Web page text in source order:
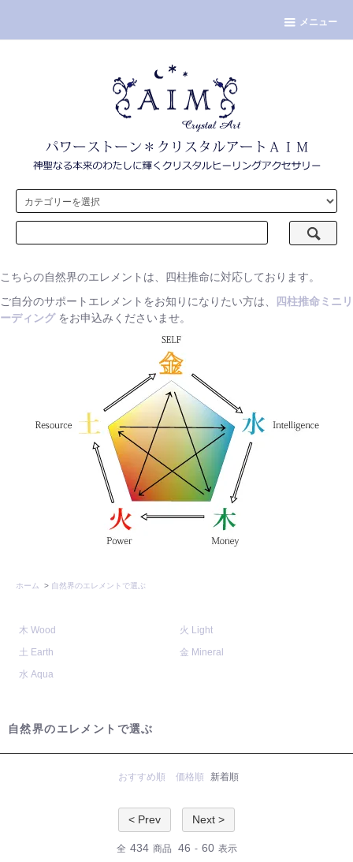
メニュー
こちらの自然界のエレメントは、四柱推命に対応しております。
ご自分のサポートエレメントをお知りになりたい方は、
四柱推命ミニリ
ーディングをお申込みくださいませ。
ホーム > 自然界のエレメントで選ぶ
木 Wood
火 Light
土 Earth
金 Mineral
水 Aqua
自然界のエレメントで選ぶ
おすすめ順 価格順 新着順
< Prev Next >
全 434 商品 46 - 60 表示